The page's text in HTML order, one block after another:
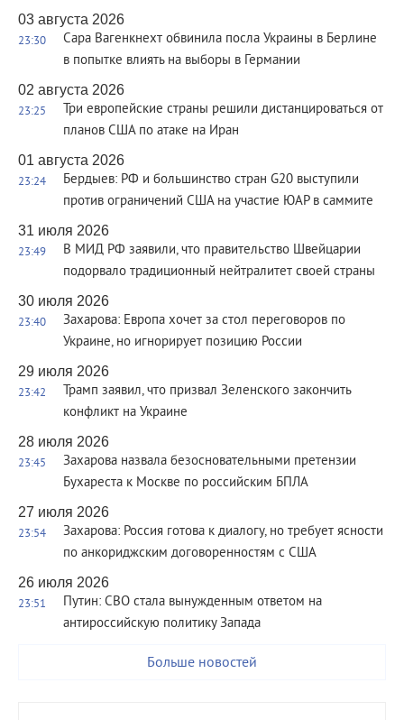
03 августа 2026
23:30
Сара Вагенкнехт обвинила посла Украины в Берлине
в попытке влиять на выборы в Германии
02 августа 2026
23:25
Три европейские страны решили дистанцироваться от
планов США по атаке на Иран
01 августа 2026
23:24
Бердыев: РФ и большинство стран G20 выступили
против ограничений США на участие ЮАР в саммите
31 июля 2026
23:49
В МИД РФ заявили, что правительство Швейцарии
подорвало традиционный нейтралитет своей страны
30 июля 2026
23:40
Захарова: Европа хочет за стол переговоров по
Украине, но игнорирует позицию России
29 июля 2026
23:42
Трамп заявил, что призвал Зеленского закончить
конфликт на Украине
28 июля 2026
23:45
Захарова назвала безосновательными претензии
Бухареста к Москве по российским БПЛА
27 июля 2026
23:54
Захарова: Россия готова к диалогу, но требует ясности
по анкориджским договоренностям с США
26 июля 2026
23:51
Путин: СВО стала вынужденным ответом на
антироссийскую политику Запада
Больше новостей